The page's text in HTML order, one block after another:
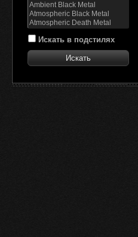
Искать в подстилях